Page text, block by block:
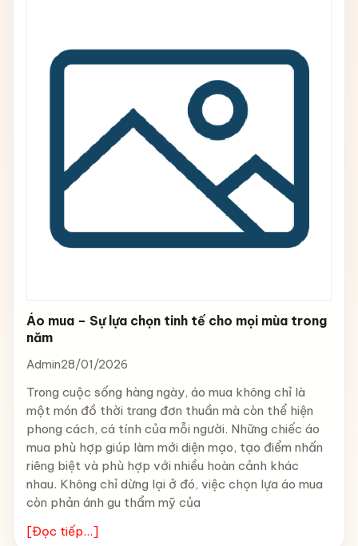
Áo mua – Sự lựa chọn tinh tế cho mọi mùa trong
năm
Admin28/01/2026
Trong cuộc sống hàng ngày, áo mua không chỉ là
một món đồ thời trang đơn thuần mà còn thể hiện
phong cách, cá tính của mỗi người. Những chiếc áo
mua phù hợp giúp làm mới diện mạo, tạo điểm nhấn
riêng biệt và phù hợp với nhiều hoàn cảnh khác
nhau. Không chỉ dừng lại ở đó, việc chọn lựa áo mua
còn phản ánh gu thẩm mỹ của
[Đọc tiếp...]